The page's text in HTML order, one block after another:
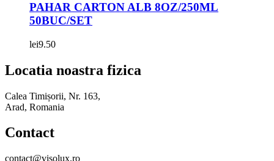
PAHAR CARTON ALB 8OZ/250ML
50BUC/SET
lei9.50
Locatia noastra fizica
Calea Timișorii, Nr. 163,
Arad, Romania
Contact
contact@visolux.ro